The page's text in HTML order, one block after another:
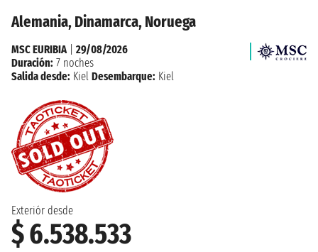
Alemania, Dinamarca, Noruega
Exteriór desde
$ 6.538.533
MSC EURIBIA
29/08/2026
Duración: 7 noches
Salida desde: Kiel Desembarque: Kiel